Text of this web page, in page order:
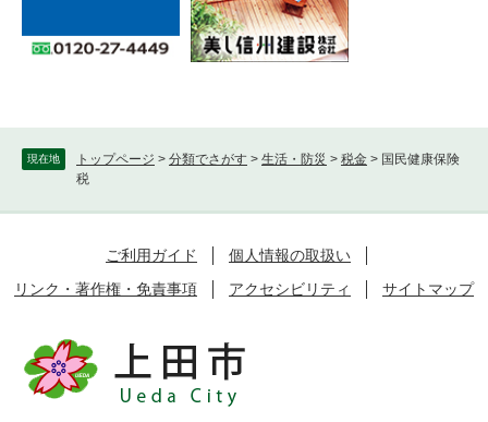
現在地 トップページ > 分類でさがす > 生活・防災 > 税金 > 国民健康保険
税
ご利用ガイド
個人情報の取扱い
リンク・著作権・免責事項
アクセシビリティ サイトマップ